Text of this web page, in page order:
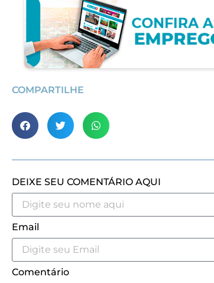
COMPARTILHE
DEIXE SEU COMENTÁRIO AQUI
Email
Comentário